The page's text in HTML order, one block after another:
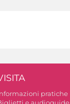
pratiche